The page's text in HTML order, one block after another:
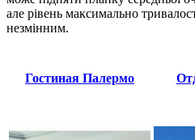
але рівень максимально
незмінним.
Гостиная Палермо